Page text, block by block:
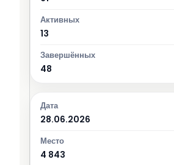
13
48
28.06.2026
4 843